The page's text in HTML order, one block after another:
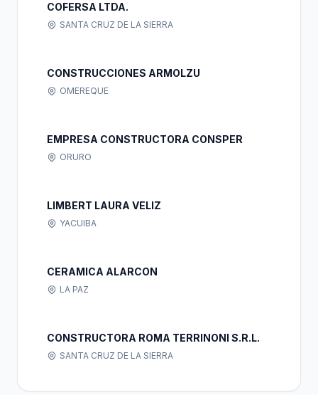
COFERSA LTDA.
SANTA CRUZ DE LA SIERRA
CONSTRUCCIONES ARMOLZU
OMEREQUE
EMPRESA CONSTRUCTORA CONSPER
ORURO
LIMBERT LAURA VELIZ
YACUIBA
CERAMICA ALARCON
LA PAZ
CONSTRUCTORA ROMA TERRINONI S.R.L.
SANTA CRUZ DE LA SIERRA